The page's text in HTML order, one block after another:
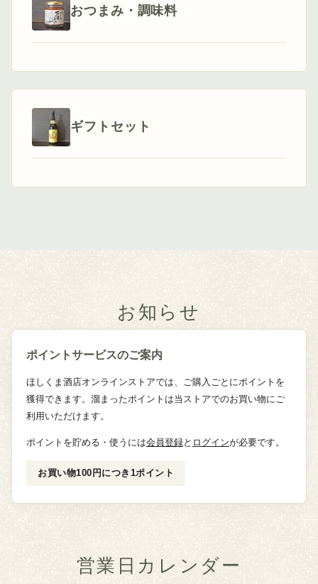
おつまみ・調味料
ギフトセット
お知らせ
ポイントサービスのご案内
ほしくま酒店オンラインストアでは、ご購入ごとにポイントを
獲得できます。溜まったポイントは当ストアでのお買い物にご
利用いただけます。
ポイントを貯める・使うには会員登録と ログインが必要です。
お買い物100円につき1ポイント
営業日カレンダー